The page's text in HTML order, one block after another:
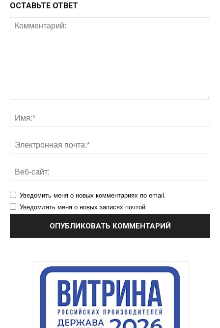
ОСТАВЬТЕ ОТВЕТ
Уведомить меня о новых комментариях по email.
Уведомлять меня о новых записях почтой.